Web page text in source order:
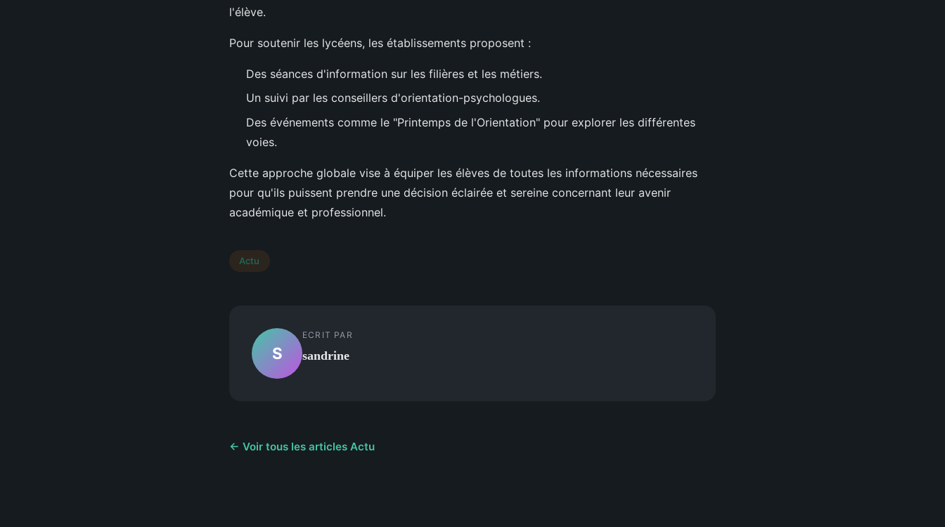
l'élève.
Pour soutenir les lycéens, les établissements proposent :
Des séances d'information sur les filières et les métiers.
Un suivi par les conseillers d'orientation-psychologues.
Des événements comme le "Printemps de l'Orientation" pour explorer les différentes
voies.
Cette approche globale vise à équiper les élèves de toutes les informations nécessaires
pour qu'ils puissent prendre une décision éclairée et sereine concernant leur avenir
académique et professionnel.
Actu
S
ECRIT PAR
sandrine
← Voir tous les articles Actu